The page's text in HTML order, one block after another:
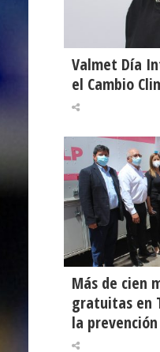
Valmet Día
el Cambio
Más de cien
gratuitas en
la